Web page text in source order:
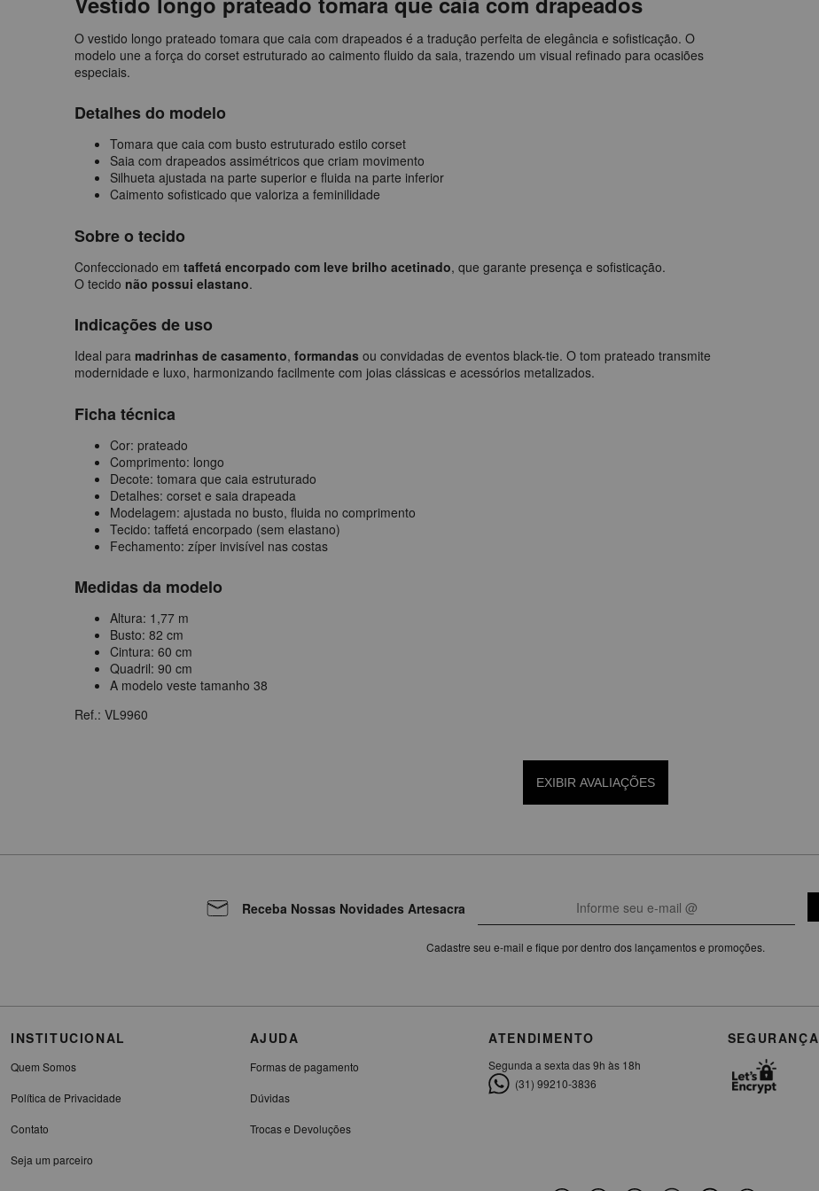
O vestido longo prateado tomara que caia com drapeados é a tradução perfeita de elegância e sofisticação. O
modelo une a força do corset estruturado ao caimento fluido da saia, trazendo um visual refinado para ocasiões
especiais.
Detalhes do modelo
Tomara que caia com busto estruturado estilo corset
Saia com drapeados assimétricos que criam movimento
Silhueta ajustada na parte superior e fluida na parte inferior
Caimento sofisticado que valoriza a feminilidade
Sobre o tecido
Confeccionado em taffetá encorpado com leve brilho acetinado, que garante presença e sofisticação.
O tecido não possui elastano.
Indicações de uso
Ideal para madrinhas de casamento, formandas ou convidadas de eventos black-tie. O tom prateado transmite
modernidade e luxo, harmonizando facilmente com joias clássicas e acessórios metalizados.
Ficha técnica
Cor: prateado
Comprimento: longo
Decote: tomara que caia estruturado
Detalhes: corset e saia drapeada
Modelagem: ajustada no busto, fluida no comprimento
Tecido: taffetá encorpado (sem elastano)
Fechamento: zíper invisível nas costas
Medidas da modelo
Altura: 1,77 m
Busto: 82 cm
Cintura: 60 cm
Quadril: 90 cm
A modelo veste tamanho 38
Ref.: VL9960
EXIBIR AVALIAÇÕES
Receba Nossas Novidades Artesacra
Cadastre seu e-mail e fique por dentro dos lançamentos e promoções.
INSTITUCIONAL
Quem Somos
Política de Privacidade
Contato
Seja um parceiro
AJUDA
Formas de pagamento
Dúvidas
Trocas e Devoluções
ATENDIMENTO
Segunda a sexta das 9h às 18h
(31) 99210-3836
SEGURANÇA